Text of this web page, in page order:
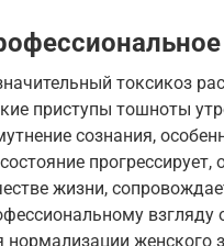
токсикоз
приступы тошноты
сознания,
жизни,
нормализации женского